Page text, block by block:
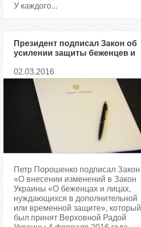
У каждого...
Президент подписал Закон об
усилении защиты беженцев и
02.03.2016
Петр Порошенко подписал Закон
«О внесении изменений в Закон
Украины «О беженцах и лицах,
нуждающихся в дополнительной
или временной защите», который
был принят Верховной Радой